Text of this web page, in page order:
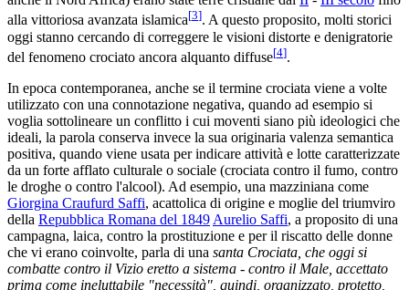
alla vittoriosa avanzata islamica[3]. A questo proposito, molti storici
oggi stanno cercando di correggere le visioni distorte e denigratorie
del fenomeno crociato ancora alquanto diffuse[4].
In epoca contemporanea, anche se il termine crociata viene a volte
utilizzato con una connotazione negativa, quando ad esempio si
voglia sottolineare un conflitto i cui moventi siano più ideologici che
ideali, la parola conserva invece la sua originaria valenza semantica
positiva, quando viene usata per indicare attività e lotte caratterizzate
da un forte afflato culturale o sociale (crociata contro il fumo, contro
le droghe o contro l'alcool). Ad esempio, una mazziniana come
Giorgina Craufurd Saffi, acattolica di origine e moglie del triumviro
della Repubblica Romana del 1849 Aurelio Saffi, a proposito di una
campagna, laica, contro la prostituzione e per il riscatto delle donne
che vi erano coinvolte, parla di una santa Crociata, che oggi si
combatte contro il Vizio eretto a sistema - contro il Male, accettato
prima come ineluttabile "necessità", quindi, organizzato, protetto,